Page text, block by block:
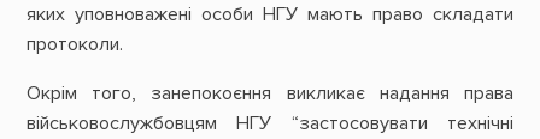
яких уповноважені особи НГУ мають право складати
протоколи.
Окрім того, занепокоєння викликає надання права
військовослужбовцям НГУ “застосовувати технічні